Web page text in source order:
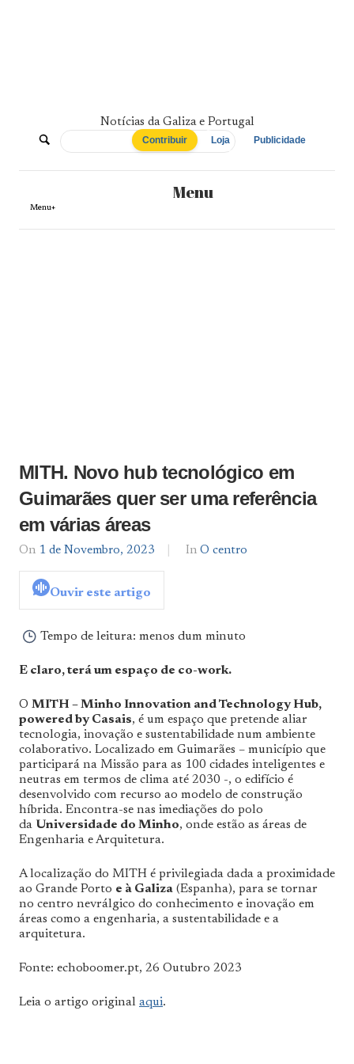
De
Norte
a
Notícias da Galiza e Portugal
Contribuir Loja Publicidade
Menu
Menu+
MITH. Novo hub tecnológico em
Guimarães quer ser uma referência
em várias áreas
On 1 de Novembro, 2023
By
In O centro
Ouvir este artigo
Tempo de leitura: menos dum minuto
E claro, terá um espaço de co-work.
O MITH – Minho Innovation and Technology Hub,
powered by Casais, é um espaço que pretende aliar
tecnologia, inovação e sustentabilidade num ambiente
colaborativo. Localizado em Guimarães – município que
participará na Missão para as 100 cidades inteligentes e
neutras em termos de clima até 2030 -, o edifício é
desenvolvido com recurso ao modelo de construção
híbrida. Encontra-se nas imediações do polo
da Universidade do Minho, onde estão as áreas de
Engenharia e Arquitetura.
A localização do MITH é privilegiada dada a proximidade
ao Grande Porto e à Galiza (Espanha), para se tornar
no centro nevrálgico do conhecimento e inovação em
áreas como a engenharia, a sustentabilidade e a
arquitetura.
Fonte: echoboomer.pt, 26 Outubro 2023
Leia o artigo original aqui.